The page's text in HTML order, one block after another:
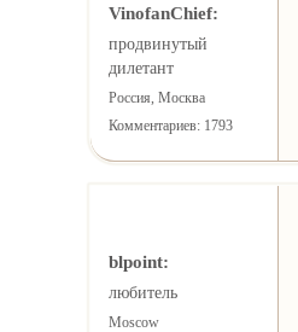
VinofanChief:
продвинутый
дилетант
Россия, Москва
Комментариев: 1793
blpoint:
любитель
Moscow